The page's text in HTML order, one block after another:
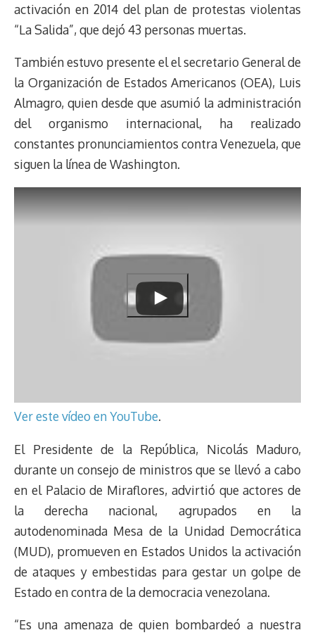
activación en 2014 del plan de protestas violentas
“La Salida”, que dejó 43 personas muertas.
También estuvo presente el el secretario General de
la Organización de Estados Americanos (OEA), Luis
Almagro, quien desde que asumió la administración
del organismo internacional, ha realizado
constantes pronunciamientos contra Venezuela, que
siguen la línea de Washington.
Ver este vídeo en YouTube.
El Presidente de la República, Nicolás Maduro,
durante un consejo de ministros que se llevó a cabo
en el Palacio de Miraflores, advirtió que actores de
la derecha nacional, agrupados en la
autodenominada Mesa de la Unidad Democrática
(MUD), promueven en Estados Unidos la activación
de ataques y embestidas para gestar un golpe de
Estado en contra de la democracia venezolana.
“Es una amenaza de quien bombardeó a nuestra